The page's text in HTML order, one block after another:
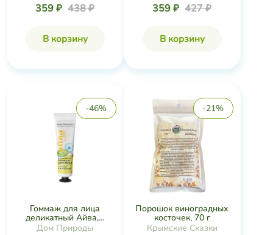
359 ₽ 438 ₽
В корзину
359 ₽ 427 ₽
В корзину
-46%
Гоммаж для лица
деликатный Айва,...
Дом Природы
-21%
Порошок виноградных
косточек, 70 г
Крымские Сказки